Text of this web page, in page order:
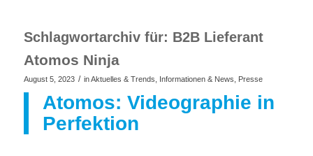
Schlagwortarchiv für: B2B Lieferant
Atomos Ninja
August 5, 2023 / inAktuelles & Trends Informationen & News Presse
Atomos: Videographie in
Perfektion